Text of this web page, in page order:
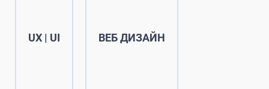
UX | UI ВЕБ ДИЗАЙН